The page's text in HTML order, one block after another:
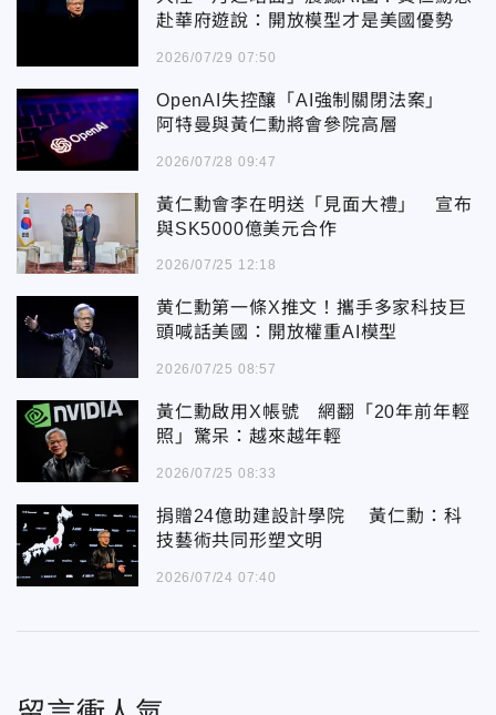
赴華府遊說：開放模型才是美國優勢
2026/07/29 07:50
OpenAI失控釀「AI強制關閉法案」
阿特曼與黃仁勳將會參院高層
2026/07/28 09:47
黃仁勳會李在明送「見面大禮」 宣布
與SK5000億美元合作
2026/07/25 12:18
黄仁勳第一條X推文！攜手多家科技巨
頭喊話美國：開放權重AI模型
2026/07/25 08:57
黃仁勳啟用X帳號 網翻「20年前年輕
照」驚呆：越來越年輕
2026/07/25 08:33
捐贈24億助建設計學院 黃仁勳：科
技藝術共同形塑文明
2026/07/24 07:40